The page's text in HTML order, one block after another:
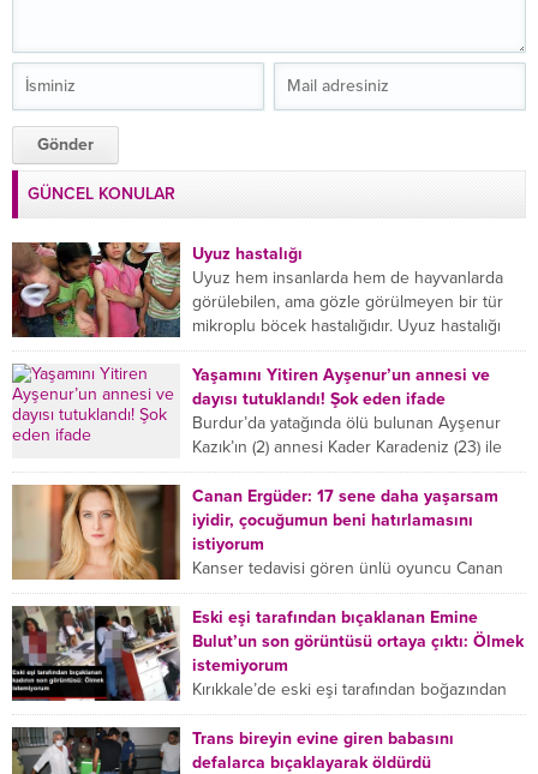
GÜNCEL KONULAR
Uyuz hastalığı
Uyuz hem insanlarda hem de hayvanlarda
görülebilen, ama gözle görülmeyen bir tür
mikroplu böcek hastalığıdır. Uyuz hastalığı
(Urticaria), deride veya...
Yaşamını Yitiren Ayşenur’un annesi ve
dayısı tutuklandı! Şok eden ifade
Burdur’da yatağında ölü bulunan Ayşenur
Kazık’ın (2) annesi Kader Karadeniz (23) ile
dayısı Hızır Tunç Çetinkaya (19) tutuklandı.
Çetinkaya, ifadesinde...
Canan Ergüder: 17 sene daha yaşarsam
iyidir, çocuğumun beni hatırlamasını
istiyorum
Kanser tedavisi gören ünlü oyuncu Canan
Ergüder, hastalık sürecini anlattı: Meme
kanserine yakalanan ünlü oyuncu Canan
Ergüder aklıma ilk ölümün...
Eski eşi tarafından bıçaklanan Emine
Bulut’un son görüntüsü ortaya çıktı: Ölmek
istemiyorum
Kırıkkale’de eski eşi tarafından boğazından
bıçaklanan Emine Bulut’un “Ben ölmek
istemiyorum” demesi ve yanında bulunan 10
yaşındaki kızının “Anne lütfen...
Trans bireyin evine giren babasını
defalarca bıçaklayarak öldürdü